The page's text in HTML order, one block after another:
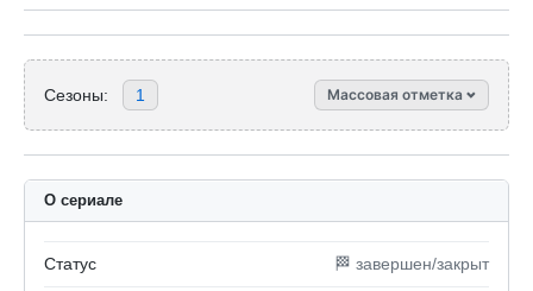
Сезоны: 1 Массовая отметка
О сериале
Статус 🏁 завершен/закрыт